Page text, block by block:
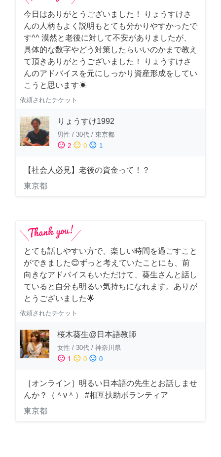
今日はありがとうございました！ りょうすけさ
んの人柄もよく説明もとても分かりやすかったで
す^^ 漠然と老後に対して不安がありましたが、
具体的な数字やどう対策したらいいのかまで教え
て頂きありがとうございました！ りょうすけさ
んのアドバイスを元にしっかり資産形成をしてい
こうと思います☀︎
依頼されたチケット
りょうすけ1992
男性 / 30代 / 東京都
sentiment_satisfied 2 sentiment_neutral 0 sentiment_dissatisfied 1
【社会人必見】老後の資金って！？
東京都
とても話しやすい方で、楽しい時間を過ごすこと
ができました😊ずっと考えていたことにも、前
向きなアドバイスもいただけて、葵生さんと話し
ていると自分も明るい気持ちになれます。ありが
とうございました🌟
依頼されたチケット
桜木葵生@日本語教師
女性 / 30代 / 神奈川県
sentiment_satisfied 1 sentiment_neutral 0 sentiment_dissatisfied 0
［オンライン］明るい日本語の先生とお話しませ
んか？（＾ν＾） #相互扶助ボランティア
東京都